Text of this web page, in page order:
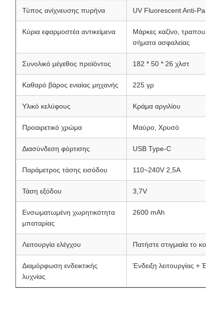
Τύπος ανίχνευσης πυρήνα UV Fluorescent Anti-Parfeit
Κύρια εφαρμοστέα αντικείμενα
Μάρκες καζίνο,
σήματα ασφαλείας
Συνολικό μέγεθος προϊόντος 182 * 50 * 26 χλστ
Καθαρό βάρος ενιαίας μηχανής 225 γρ
Υλικό κελύφους Κράμα αργιλίου
Προαιρετικό χρώμα Μαύρο, Χρυσό
Διασύνδεση φόρτισης USB Type-C
Παράμετρος τάσης εισόδου 110~240V 2,5A
Τάση εξόδου 3,7V
Ενσωματωμένη χωρητικότητα
μπαταρίας
2600 mAh
Λειτουργία ελέγχου Πατήστε στιγμιαία το κουμπί
Διαμόρφωση ενδεικτικής
λυχνίας
Ένδειξη λειτουργίας +